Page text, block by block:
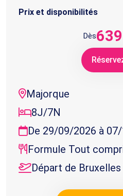
Prix et disponibilités
Dès639
Majorque
8J/7N
De 29/09/2026 à
Formule Tout
Départ de Bruxelles